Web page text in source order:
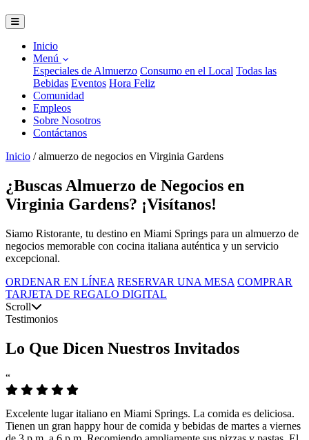
Inicio
Menú
Especiales de Almuerzo Consumo en el Local Todas las
Bebidas Eventos Hora Feliz
Comunidad
Empleos
Sobre Nosotros
Contáctanos
Inicio / almuerzo de negocios en Virginia Gardens
¿Buscas Almuerzo de Negocios en
Virginia Gardens? ¡Visítanos!
Siamo Ristorante, tu destino en Miami Springs para un almuerzo de
negocios memorable con cocina italiana auténtica y un servicio
excepcional.
ORDENAR EN LÍNEA RESERVAR UNA MESA COMPRAR
TARJETA DE REGALO DIGITAL
Scroll
Testimonios
Lo Que Dicen Nuestros Invitados
“
Excelente lugar italiano en Miami Springs. La comida es deliciosa.
Tienen un gran happy hour de comida y bebidas de martes a viernes